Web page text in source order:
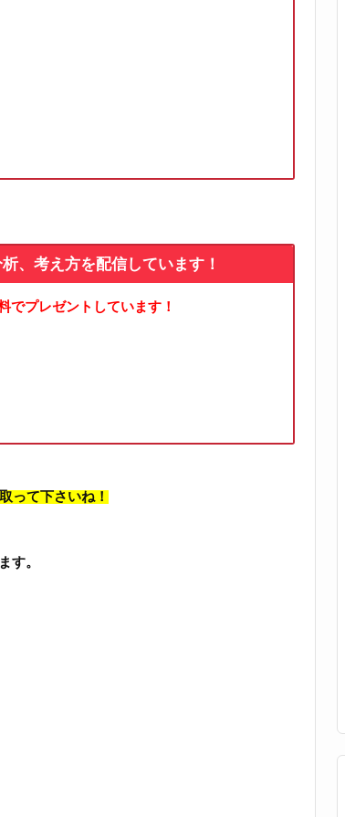
、考え方を配信しています！
でプレゼントしています！
って下さいね！
す。